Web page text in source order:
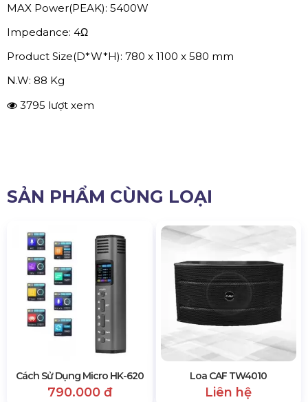
MAX Power(PEAK): 5400W
Impedance: 4Ω
Product Size(D*W*H): 780 x 1100 x 580 mm
N.W: 88 Kg
3795 lượt xem
SẢN PHẨM CÙNG LOẠI
Cách Sử Dụng Micro HK-620
790.000 đ
Loa CAF TW4010
Liên hệ